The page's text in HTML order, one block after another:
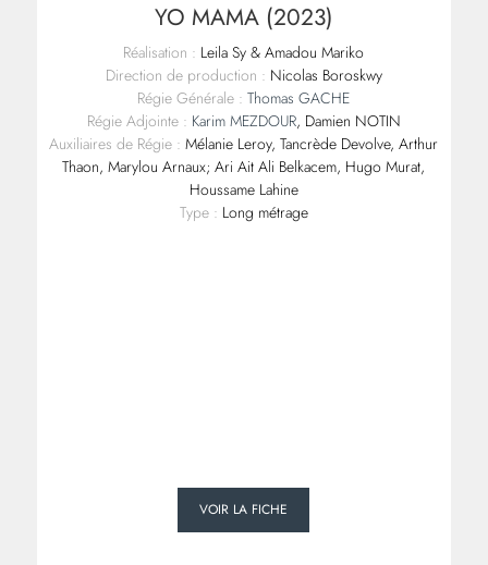
YO MAMA (2023)
Réalisation : Leila Sy & Amadou Mariko
Direction de production : Nicolas Boroskwy
Régie Générale : Thomas GACHE
Régie Adjointe : Karim MEZDOUR, Damien NOTIN
Auxiliaires de Régie : Mélanie Leroy, Tancrède Devolve, Arthur
Thaon, Marylou Arnaux; Ari Ait Ali Belkacem, Hugo Murat,
Houssame Lahine
Type : Long métrage
VOIR LA FICHE